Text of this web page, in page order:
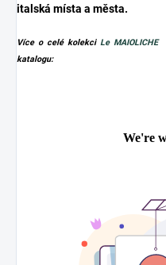
italská místa a města.
Více o celé kolekciLe MAIOLICHE
katalogu: